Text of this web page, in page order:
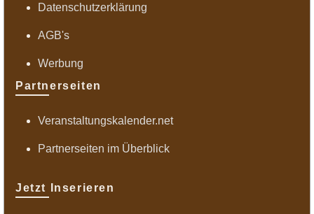
Datenschutzerklärung
AGB's
Werbung
Partnerseiten
Veranstaltungskalender.net
Partnerseiten im Überblick
Jetzt Inserieren